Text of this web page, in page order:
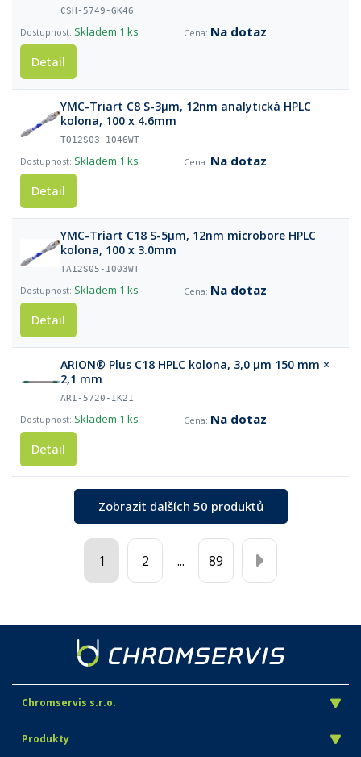
CSH-5749-GK46
Skladem 1 ks
Na dotaz
Detail
YMC-Triart C8 S-3µm, 12nm analytická HPLC
kolona, 100 x 4.6mm
TO12S03-1046WT
Skladem 1 ks
Na dotaz
Detail
YMC-Triart C18 S-5µm, 12nm microbore HPLC
kolona, 100 x 3.0mm
TA12S05-1003WT
Skladem 1 ks
Na dotaz
Detail
ARION® Plus C18 HPLC kolona, 3,0 µm 150 mm ×
2,1 mm
ARI-5720-IK21
Skladem 1 ks
Na dotaz
Detail
Zobrazit dalších 50 produktů
1 2 ... 89
Chromservis s.r.o.
Produkty